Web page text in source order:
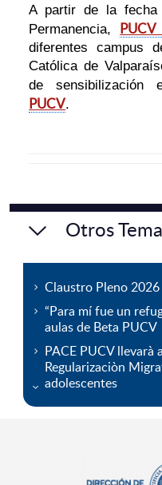
Recursos
A partir de la fecha
Permanencia, PUCV
diferentes campus
Católica de
de sensibilización
PUCV.
Otros
Claustro Pleno 2026
“Para mí fue un
aulas de Beta PUCV
PACE PUCV llevarà
Regularizaciòn
adolescentes